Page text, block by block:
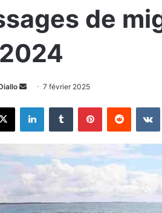
de
Envoyer
courriel
7 février 2025
X LinkedinTumblr PinterestReddit